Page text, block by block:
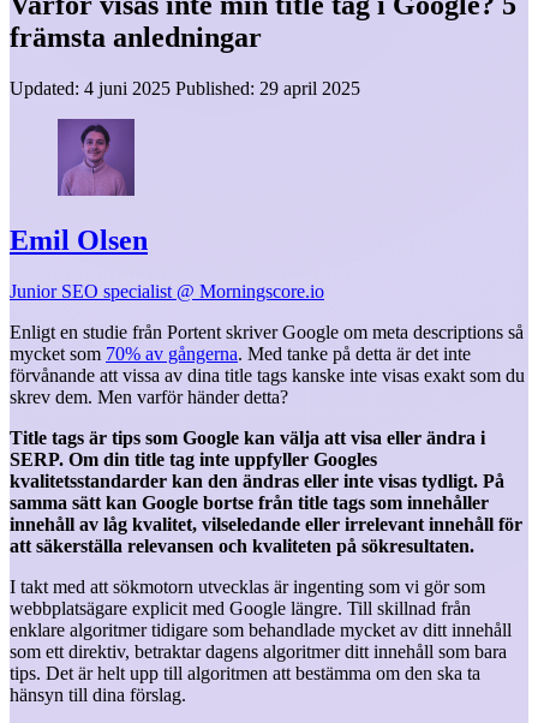
främsta anledningar
Updated: 4 juni 2025 Published: 29 april 2025
Emil Olsen
Junior SEO specialist @ Morningscore.io
Enligt en studie från Portent skriver Google om meta descriptions så
mycket som 70% av gångerna. Med tanke på detta är det inte
förvånande att vissa av dina title tags kanske inte visas exakt som du
skrev dem. Men varför händer detta?
Title tags är tips som Google kan välja att visa eller ändra i
SERP. Om din title tag inte uppfyller Googles
kvalitetsstandarder kan den ändras eller inte visas tydligt. På
samma sätt kan Google bortse från title tags som innehåller
innehåll av låg kvalitet, vilseledande eller irrelevant innehåll för
att säkerställa relevansen och kvaliteten på sökresultaten.
I takt med att sökmotorn utvecklas är ingenting som vi gör som
webbplatsägare explicit med Google längre. Till skillnad från
enklare algoritmer tidigare som behandlade mycket av ditt innehåll
som ett direktiv, betraktar dagens algoritmer ditt innehåll som bara
tips. Det är helt upp till algoritmen att bestämma om den ska ta
hänsyn till dina förslag.